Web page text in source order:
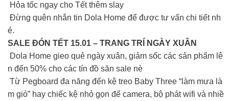
Hỏa tốc ngay cho Tết thêm slay
Đừng quên nhắn tin Dola Home để được tư vấn chi tiết nh
é.
SALE ĐÓN TẾT 15.01 – TRANG TRÍ NGÀY XUÂN
Dola Home gieo quẻ ngày xuân, giảm sốc các sản phẩm lê
n đến 50% cho các tín đồ săn sale nè
Từ Pegboard đa năng đến kệ treo Baby Three “làm mưa là
m gió” hay chiếc kệ nhỏ gọn để camera, bộ phát wifi và nhiề